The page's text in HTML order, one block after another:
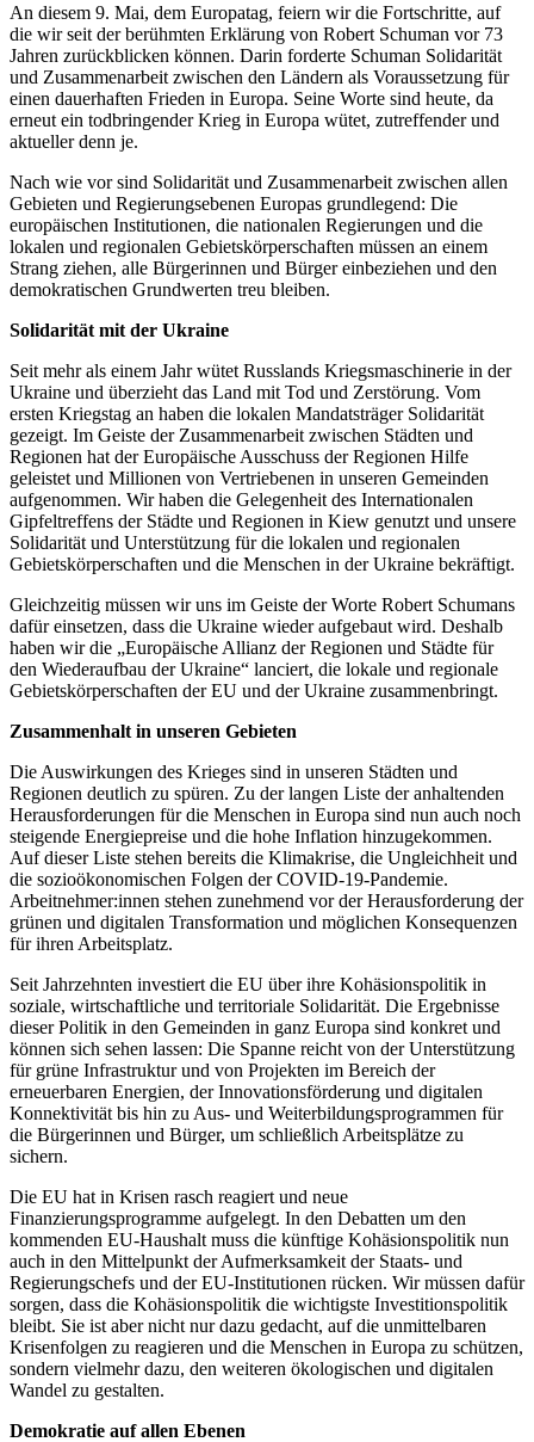
An diesem 9. Mai, dem Europatag, feiern wir die Fortschritte, auf
die wir seit der berühmten Erklärung von Robert Schuman vor 73
Jahren zurückblicken können. Darin forderte Schuman Solidarität
und Zusammenarbeit zwischen den Ländern als Voraussetzung für
einen dauerhaften Frieden in Europa. Seine Worte sind heute, da
erneut ein todbringender Krieg in Europa wütet, zutreffender und
aktueller denn je.
Nach wie vor sind Solidarität und Zusammenarbeit zwischen allen
Gebieten und Regierungsebenen Europas grundlegend: Die
europäischen Institutionen, die nationalen Regierungen und die
lokalen und regionalen Gebietskörperschaften müssen an einem
Strang ziehen, alle Bürgerinnen und Bürger einbeziehen und den
demokratischen Grundwerten treu bleiben.
Solidarität mit der Ukraine
Seit mehr als einem Jahr wütet Russlands Kriegsmaschinerie in der
Ukraine und überzieht das Land mit Tod und Zerstörung. Vom
ersten Kriegstag an haben die lokalen Mandatsträger Solidarität
gezeigt. Im Geiste der Zusammenarbeit zwischen Städten und
Regionen hat der Europäische Ausschuss der Regionen Hilfe
geleistet und Millionen von Vertriebenen in unseren Gemeinden
aufgenommen. Wir haben die Gelegenheit des Internationalen
Gipfeltreffens der Städte und Regionen in Kiew genutzt und unsere
Solidarität und Unterstützung für die lokalen und regionalen
Gebietskörperschaften und die Menschen in der Ukraine bekräftigt.
Gleichzeitig müssen wir uns im Geiste der Worte Robert Schumans
dafür einsetzen, dass die Ukraine wieder aufgebaut wird. Deshalb
haben wir die „Europäische Allianz der Regionen und Städte für
den Wiederaufbau der Ukraine“ lanciert, die lokale und regionale
Gebietskörperschaften der EU und der Ukraine zusammenbringt.
Zusammenhalt in unseren Gebieten
Die Auswirkungen des Krieges sind in unseren Städten und
Regionen deutlich zu spüren. Zu der langen Liste der anhaltenden
Herausforderungen für die Menschen in Europa sind nun auch noch
steigende Energiepreise und die hohe Inflation hinzugekommen.
Auf dieser Liste stehen bereits die Klimakrise, die Ungleichheit und
die sozioökonomischen Folgen der COVID-19-Pandemie.
Arbeitnehmer:innen stehen zunehmend vor der Herausforderung der
grünen und digitalen Transformation und möglichen Konsequenzen
für ihren Arbeitsplatz.
Seit Jahrzehnten investiert die EU über ihre Kohäsionspolitik in
soziale, wirtschaftliche und territoriale Solidarität. Die Ergebnisse
dieser Politik in den Gemeinden in ganz Europa sind konkret und
können sich sehen lassen: Die Spanne reicht von der Unterstützung
für grüne Infrastruktur und von Projekten im Bereich der
erneuerbaren Energien, der Innovationsförderung und digitalen
Konnektivität bis hin zu Aus- und Weiterbildungsprogrammen für
die Bürgerinnen und Bürger, um schließlich Arbeitsplätze zu
sichern.
Die EU hat in Krisen rasch reagiert und neue
Finanzierungsprogramme aufgelegt. In den Debatten um den
kommenden EU-Haushalt muss die künftige Kohäsionspolitik nun
auch in den Mittelpunkt der Aufmerksamkeit der Staats- und
Regierungschefs und der EU-Institutionen rücken. Wir müssen dafür
sorgen, dass die Kohäsionspolitik die wichtigste Investitionspolitik
bleibt. Sie ist aber nicht nur dazu gedacht, auf die unmittelbaren
Krisenfolgen zu reagieren und die Menschen in Europa zu schützen,
sondern vielmehr dazu, den weiteren ökologischen und digitalen
Wandel zu gestalten.
Demokratie auf allen Ebenen